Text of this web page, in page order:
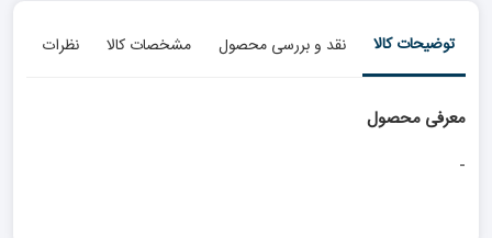
توضیحات کالا نقد و بررسی محصول مشخصات کالا نظرات
معرفی محصول
-